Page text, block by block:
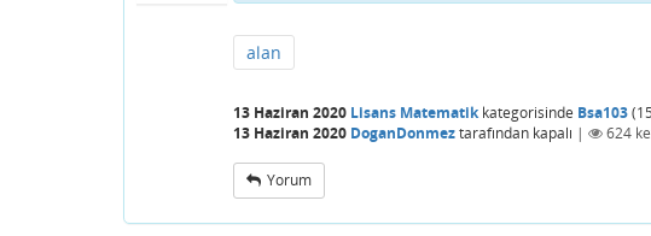
alan
13 Haziran 2020 Lisans Matematikkategorisinde Bsa103(15
13 Haziran 2020 DoganDonmeztarafından kapalı | 624
Yorum